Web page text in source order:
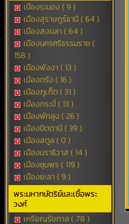
เมืองระนอง ( 9 )
เมืองสุราษฎร์ธานี ( 64 )
เมืองสงขลา ( 64 )
เมืองนครศรีธรรมราช (
158 )
เมืองพังงา ( 13 )
เมืองตรัง ( 16 )
เมืองภูเก็ต ( 31 )
เมืองกระบี่ ( 13 )
เมืองพัทลุง ( 26 )
เมืองปัตตานี ( 39 )
เมืองสตูล ( 0 )
เมืองนราธิวาส ( 14 )
เมืองชุมพร ( 119 )
เมืองยะลา ( 9 )
พระมหากษัตริย์และเชื้อพระ
วงศ์
เหรียญรัชกาล ( 78 )